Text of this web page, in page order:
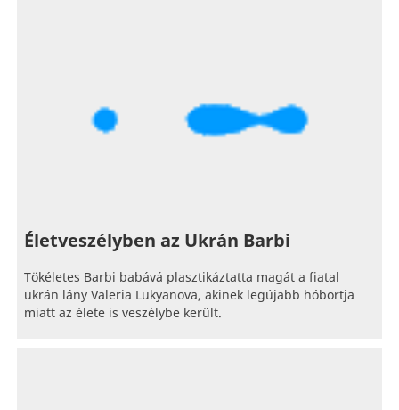
Életveszélyben az Ukrán Barbi
Tökéletes Barbi babává plasztikáztatta magát a fiatal
ukrán lány Valeria Lukyanova, akinek legújabb hóbortja
miatt az élete is veszélybe került.